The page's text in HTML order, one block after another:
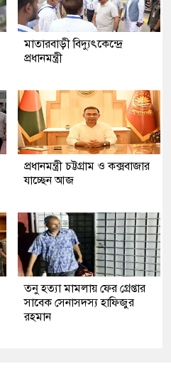
মাতারবাড়ী বিদ্যুৎকেন্দ্রে
প্রধানমন্ত্রী
প্রধানমন্ত্রী চট্টগ্রাম ও কক্সবাজার
যাচ্ছেন আজ
তনু হত্যা মামলায় ফের গ্রেপ্তার
সাবেক সেনাসদস্য হাফিজুর
রহমান